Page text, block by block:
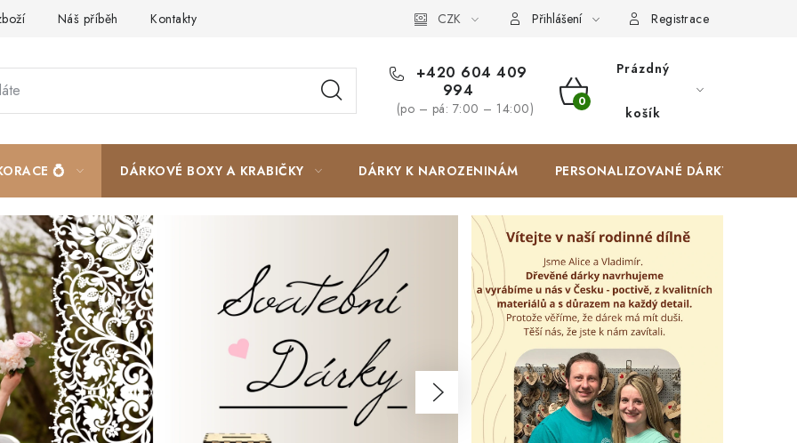
Náš příběh Kontakty Zakázková výroba Spolupracujeme Blog
CZK Přihlášení Registrace
+420 604 409
994
(po – pá: 7:00 – 14:00)
NÁKUPNÍ
Prázdný
košík
💍 DÁRKOVÉ BOXY A KRABIČKY DÁRKY K NAROZENINÁM PERSONALIZOVANÉ DÁRKY ✨
Následující